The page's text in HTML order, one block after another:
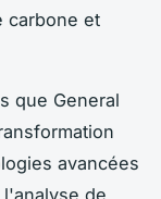
carbone et
que General
avancées
de